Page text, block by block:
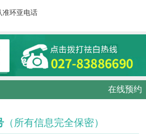
准环亚电话
在线预约
（所有信息完全保密）